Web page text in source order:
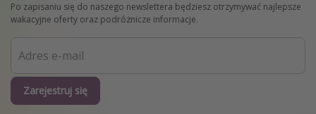
Po zapisaniu się do naszego newslettera będziesz otrzymywać najlepsze
wakacyjne oferty oraz podróżnicze informacje.
Zarejestruj się